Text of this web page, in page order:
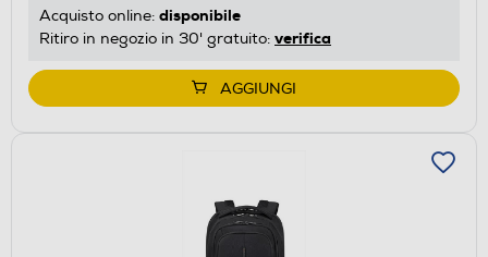
Acquisto online: disponibile
Ritiro in negozio in 30' gratuito: verifica
AGGIUNGI